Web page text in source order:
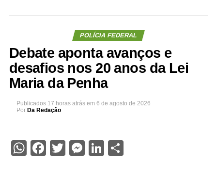
POLÍCIA FEDERAL
Debate aponta avanços e
desafios nos 20 anos da Lei
Maria da Penha
Publicados 17 horas atrás em 6 de agosto de 2026
Por Da Redação
WhatsApp
Facebook
Twitter
Messenger
LinkedIn
Share